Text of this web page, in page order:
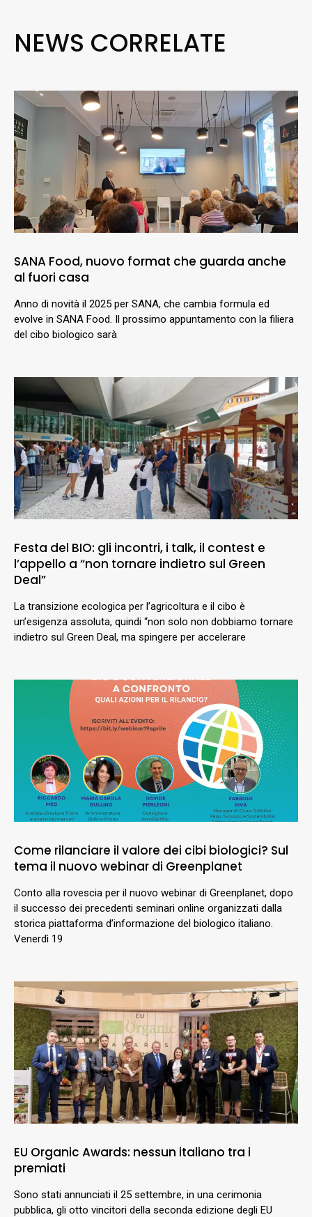
NEWS CORRELATE
SANA Food, nuovo format che guarda anche
al fuori casa
Anno di novità il 2025 per SANA, che cambia formula ed
evolve in SANA Food. Il prossimo appuntamento con la filiera
del cibo biologico sarà
Festa del BIO: gli incontri, i talk, il contest e
l’appello a “non tornare indietro sul Green
Deal”
La transizione ecologica per l’agricoltura e il cibo è
un’esigenza assoluta, quindi “non solo non dobbiamo tornare
indietro sul Green Deal, ma spingere per accelerare
Come rilanciare il valore dei cibi biologici? Sul
tema il nuovo webinar di Greenplanet
Conto alla rovescia per il nuovo webinar di Greenplanet, dopo
il successo dei precedenti seminari online organizzati dalla
storica piattaforma d’informazione del biologico italiano.
Venerdì 19
EU Organic Awards: nessun italiano tra i
premiati
Sono stati annunciati il 25 settembre, in una cerimonia
pubblica, gli otto vincitori della seconda edizione degli EU